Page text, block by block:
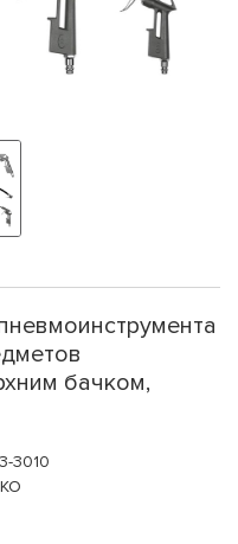
бачком,
3010